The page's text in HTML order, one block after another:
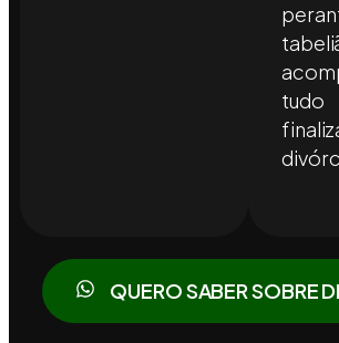
QUERO SABER SOBRE